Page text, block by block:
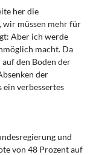
her die
wir müssen mehr für
Aber ich werde
macht. Da
den Boden der
der
ein verbessertes
und
von 48 Prozent auf